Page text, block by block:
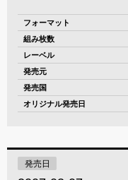
フォーマット
組み枚数
レーベル
発売元
発売国
オリジナル発売日
発売日